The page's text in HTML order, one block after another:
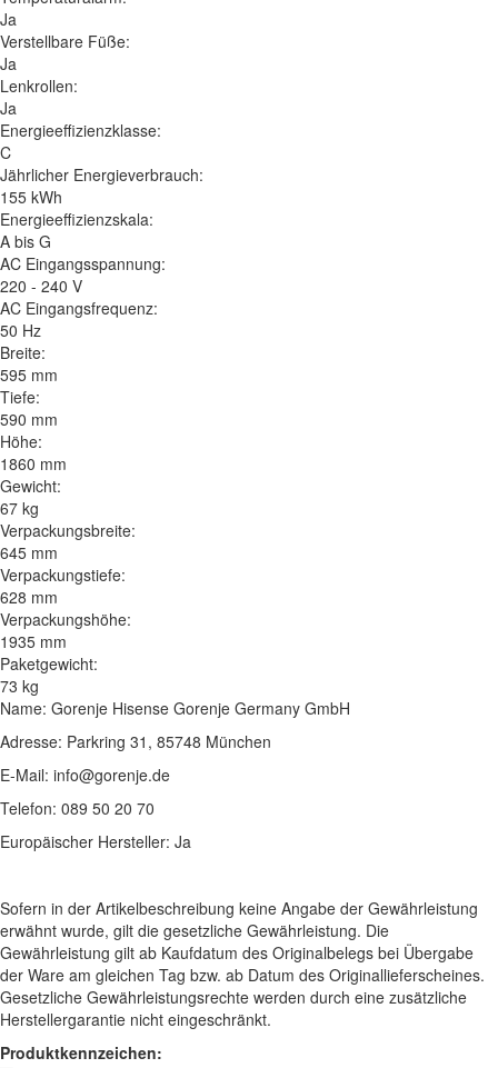
Ja
Verstellbare Füße:
Ja
Lenkrollen:
Ja
Energieeffizienzklasse:
C
Jährlicher Energieverbrauch:
155 kWh
Energieeffizienzskala:
A bis G
AC Eingangsspannung:
220 - 240 V
AC Eingangsfrequenz:
50 Hz
Breite:
595 mm
Tiefe:
590 mm
Höhe:
1860 mm
Gewicht:
67 kg
Verpackungsbreite:
645 mm
Verpackungstiefe:
628 mm
Verpackungshöhe:
1935 mm
Paketgewicht:
73 kg
Name: Gorenje Hisense Gorenje Germany GmbH
Adresse: Parkring 31, 85748 München
E-Mail: info@gorenje.de
Telefon: 089 50 20 70
Europäischer Hersteller: Ja
Sofern in der Artikelbeschreibung keine Angabe der Gewährleistung
erwähnt wurde, gilt die gesetzliche Gewährleistung. Die
Gewährleistung gilt ab Kaufdatum des Originalbelegs bei Übergabe
der Ware am gleichen Tag bzw. ab Datum des Originallieferscheines.
Gesetzliche Gewährleistungsrechte werden durch eine zusätzliche
Herstellergarantie nicht eingeschränkt.
Produktkennzeichen: